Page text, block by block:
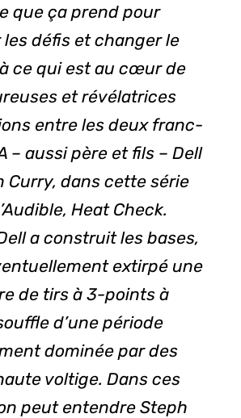
que ça prend pour
défis et changer le
ce qui est au cœur de
et révélatrices
entre les deux franc-
– aussi père et fils – Dell
Curry, dans cette série
Heat Check.
a construit les bases,
extirpé une
de tirs à 3-points à
d’une période
dominée par des
voltige. Dans ces
peut entendre Steph